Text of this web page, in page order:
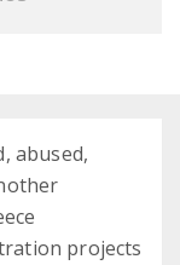
abused,
projects